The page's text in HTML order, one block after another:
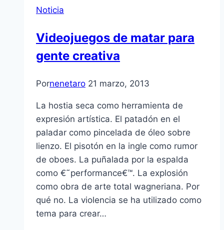
Noticia
Videojuegos de matar para
gente creativa
Pornenetaro 21 marzo, 2013
La hostia seca como herramienta de
expresión artí­stica. El patadón en el
paladar como pincelada de óleo sobre
lienzo. El pisotón en la ingle como rumor
de oboes. La puñalada por la espalda
como €˜performance€™. La explosión
como obra de arte total wagneriana. Por
qué no. La violencia se ha utilizado como
tema para crear…